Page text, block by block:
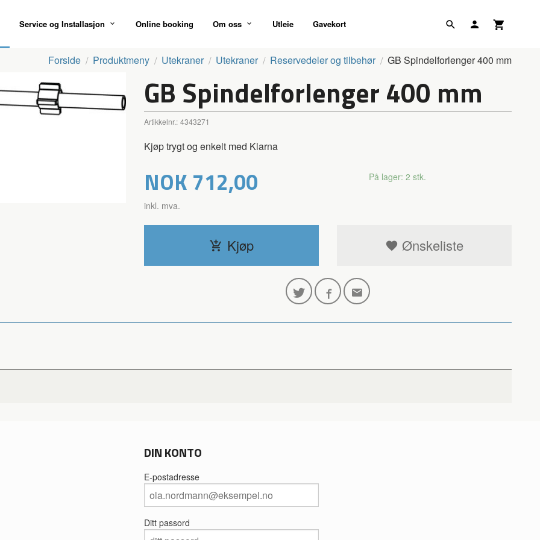
Service og Installasjon Online booking Om oss Utleie Gavekort
Forside Produktmeny Utekraner Utekraner Reservedeler og tilbehør GB Spindelforlenger 400 mm
GB Spindelforlenger 400 mm
Artikkelnr.: 4343271
Kjøp trygt og enkelt med Klarna
Pris
NOK 712,00
inkl. mva.
På lager: 2 stk.
Kjøp Ønskeliste
DIN KONTO
E-postadresse
Ditt passord